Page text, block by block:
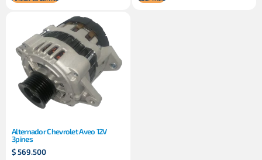
Alternador Chevrolet Aveo 12V
3pines
$569.500